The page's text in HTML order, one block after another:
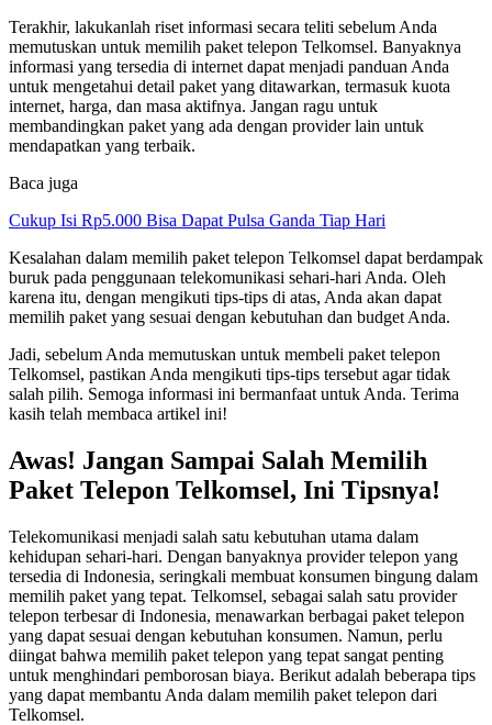
Terakhir, lakukanlah riset informasi secara teliti sebelum Anda
memutuskan untuk memilih paket telepon Telkomsel. Banyaknya
informasi yang tersedia di internet dapat menjadi panduan Anda
untuk mengetahui detail paket yang ditawarkan, termasuk kuota
internet, harga, dan masa aktifnya. Jangan ragu untuk
membandingkan paket yang ada dengan provider lain untuk
mendapatkan yang terbaik.
Baca juga
Cukup Isi Rp5.000 Bisa Dapat Pulsa Ganda Tiap Hari
Kesalahan dalam memilih paket telepon Telkomsel dapat berdampak
buruk pada penggunaan telekomunikasi sehari-hari Anda. Oleh
karena itu, dengan mengikuti tips-tips di atas, Anda akan dapat
memilih paket yang sesuai dengan kebutuhan dan budget Anda.
Jadi, sebelum Anda memutuskan untuk membeli paket telepon
Telkomsel, pastikan Anda mengikuti tips-tips tersebut agar tidak
salah pilih. Semoga informasi ini bermanfaat untuk Anda. Terima
kasih telah membaca artikel ini!
Awas! Jangan Sampai Salah Memilih
Paket Telepon Telkomsel, Ini Tipsnya!
Telekomunikasi menjadi salah satu kebutuhan utama dalam
kehidupan sehari-hari. Dengan banyaknya provider telepon yang
tersedia di Indonesia, seringkali membuat konsumen bingung dalam
memilih paket yang tepat. Telkomsel, sebagai salah satu provider
telepon terbesar di Indonesia, menawarkan berbagai paket telepon
yang dapat sesuai dengan kebutuhan konsumen. Namun, perlu
diingat bahwa memilih paket telepon yang tepat sangat penting
untuk menghindari pemborosan biaya. Berikut adalah beberapa tips
yang dapat membantu Anda dalam memilih paket telepon dari
Telkomsel.